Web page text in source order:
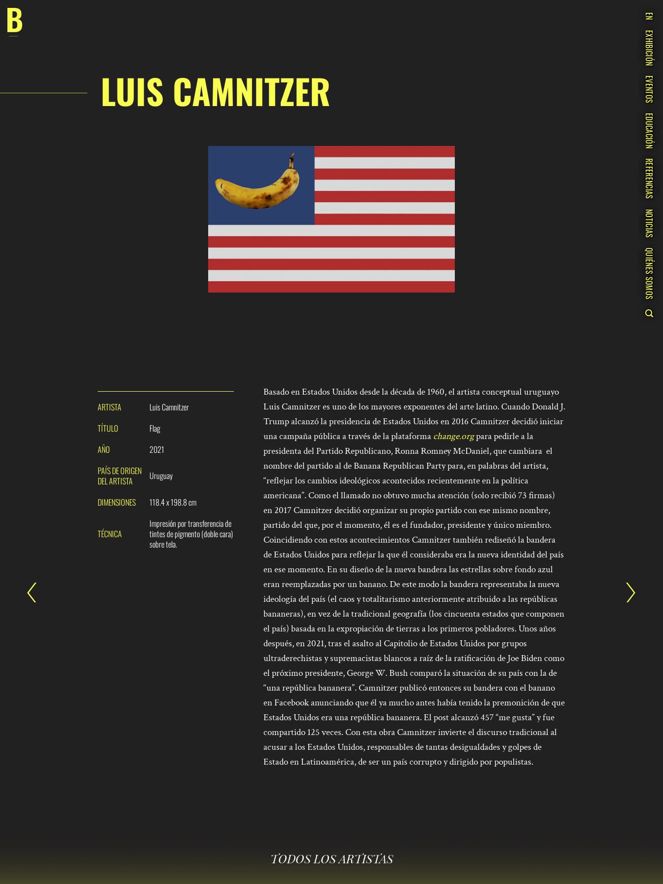
Saltar
contenido
EN
EXHIBICIÓN
EVENTOS
EDUCACIÓN
REFERENCIAS
NOTICIAS
QUIÉNES SOMOS
LUIS CAMNITZER
ARTISTA
Luis Camnitzer
TÍTULO
Flag
AÑO
2021
PAÍS DE ORIGEN
DEL ARTISTA
Uruguay
DIMENSIONES 118.4 x 198.8 cm
TÉCNICA
Impresión por transferencia de
tintes de pigmento (doble cara)
sobre tela.
Basado en Estados Unidos desde la década de 1960, el artista conceptual uruguayo
Luis Camnitzer es uno de los mayores exponentes del arte latino. Cuando Donald J.
Trump alcanzó la presidencia de Estados Unidos en 2016 Camnitzer decidió iniciar
una campaña pública a través de la plataforma change.orgpara pedirle a la
presidenta del Partido Republicano, Ronna Romney McDaniel, que cambiara el
nombre del partido al de Banana Republican Party para, en palabras del artista,
“reflejar los cambios ideológicos acontecidos recientemente en la política
americana”. Como el llamado no obtuvo mucha atención (solo recibió 73 firmas)
en 2017 Camnitzer decidió organizar su propio partido con ese mismo nombre,
partido del que, por el momento, él es el fundador, presidente y único miembro.
Coincidiendo con estos acontecimientos Camnitzer también rediseñó la bandera
de Estados Unidos para reflejar la que él consideraba era la nueva identidad del país
en ese momento. En su diseño de la nueva bandera las estrellas sobre fondo azul
eran reemplazadas por un banano. De este modo la bandera representaba la nueva
ideología del país (el caos y totalitarismo anteriormente atribuido a las repúblicas
bananeras), en vez de la tradicional geografía (los cincuenta estados que componen
el país) basada en la expropiación de tierras a los primeros pobladores. Unos años
después, en 2021, tras el asalto al Capitolio de Estados Unidos por grupos
ultraderechistas y supremacistas blancos a raíz de la ratificación de Joe Biden como
el próximo presidente, George W. Bush comparó la situación de su país con la de
“una república bananera”. Camnitzer publicó entonces su bandera con el banano
en Facebook anunciando que él ya mucho antes había tenido la premonición de que
Estados Unidos era una república bananera. El post alcanzó 457 “me gusta” y fue
compartido 125 veces. Con esta obra Camnitzer invierte el discurso tradicional al
acusar a los Estados Unidos, responsables de tantas desigualdades y golpes de
Estado en Latinoamérica, de ser un país corrupto y dirigido por populistas.
TODOS LOS ARTISTAS